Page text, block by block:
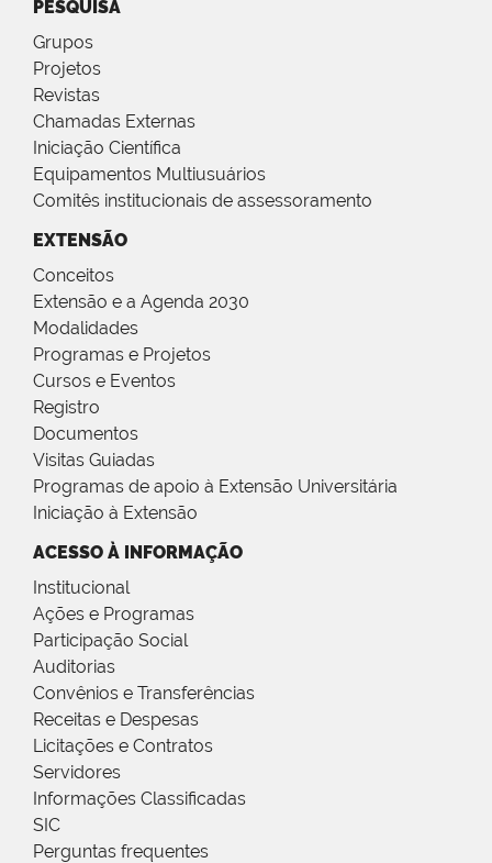
PESQUISA
Grupos
Projetos
Revistas
Chamadas Externas
Iniciação Científica
Equipamentos Multiusuários
Comitês institucionais de assessoramento
EXTENSÃO
Conceitos
Extensão e a Agenda 2030
Modalidades
Programas e Projetos
Cursos e Eventos
Registro
Documentos
Visitas Guiadas
Programas de apoio à Extensão Universitária
Iniciação à Extensão
ACESSO À INFORMAÇÃO
Institucional
Ações e Programas
Participação Social
Auditorias
Convênios e Transferências
Receitas e Despesas
Licitações e Contratos
Servidores
Informações Classificadas
SIC
Perguntas frequentes